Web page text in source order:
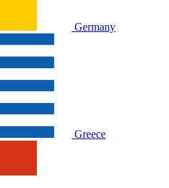
Germany
Greece